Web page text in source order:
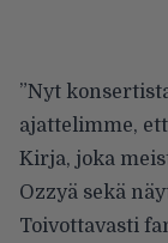
”Nyt
ajattelimme,
Kirja, joka
Ozzyä sekä
Toivottavasti